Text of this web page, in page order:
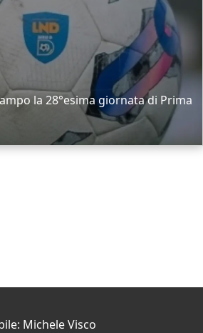
la 28°esima giornata di Prima
Michele Visco